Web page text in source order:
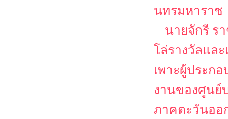
นทรมหาราช
นายจักรี ร
โล่รางวัลแล
เพาะผู้ประก
งานของศูนย์
ภาคตะวันออ